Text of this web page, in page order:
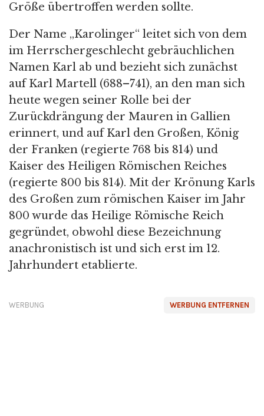
Größe übertroffen werden sollte.
Der Name „Karolinger“ leitet sich von dem
im Herrschergeschlecht gebräuchlichen
Namen Karl ab und bezieht sich zunächst
auf Karl Martell (688–741), an den man sich
heute wegen seiner Rolle bei der
Zurückdrängung der Mauren in Gallien
erinnert, und auf Karl den Großen, König
der Franken (regierte 768 bis 814) und
Kaiser des Heiligen Römischen Reiches
(regierte 800 bis 814). Mit der Krönung Karls
des Großen zum römischen Kaiser im Jahr
800 wurde das Heilige Römische Reich
gegründet, obwohl diese Bezeichnung
anachronistisch ist und sich erst im 12.
Jahrhundert etablierte.
WERBUNG ENTFERNEN
WERBUNG